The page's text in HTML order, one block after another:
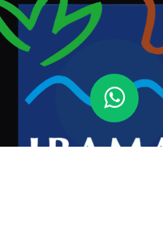
Assinar